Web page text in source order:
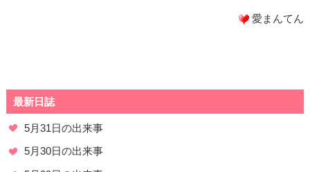
愛まんてん
最新日誌
5月31日の出来事
5月30日の出来事